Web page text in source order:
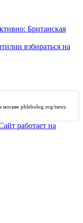
Британская
взбираться на
москве phlebolog.org/tseny.
работает на